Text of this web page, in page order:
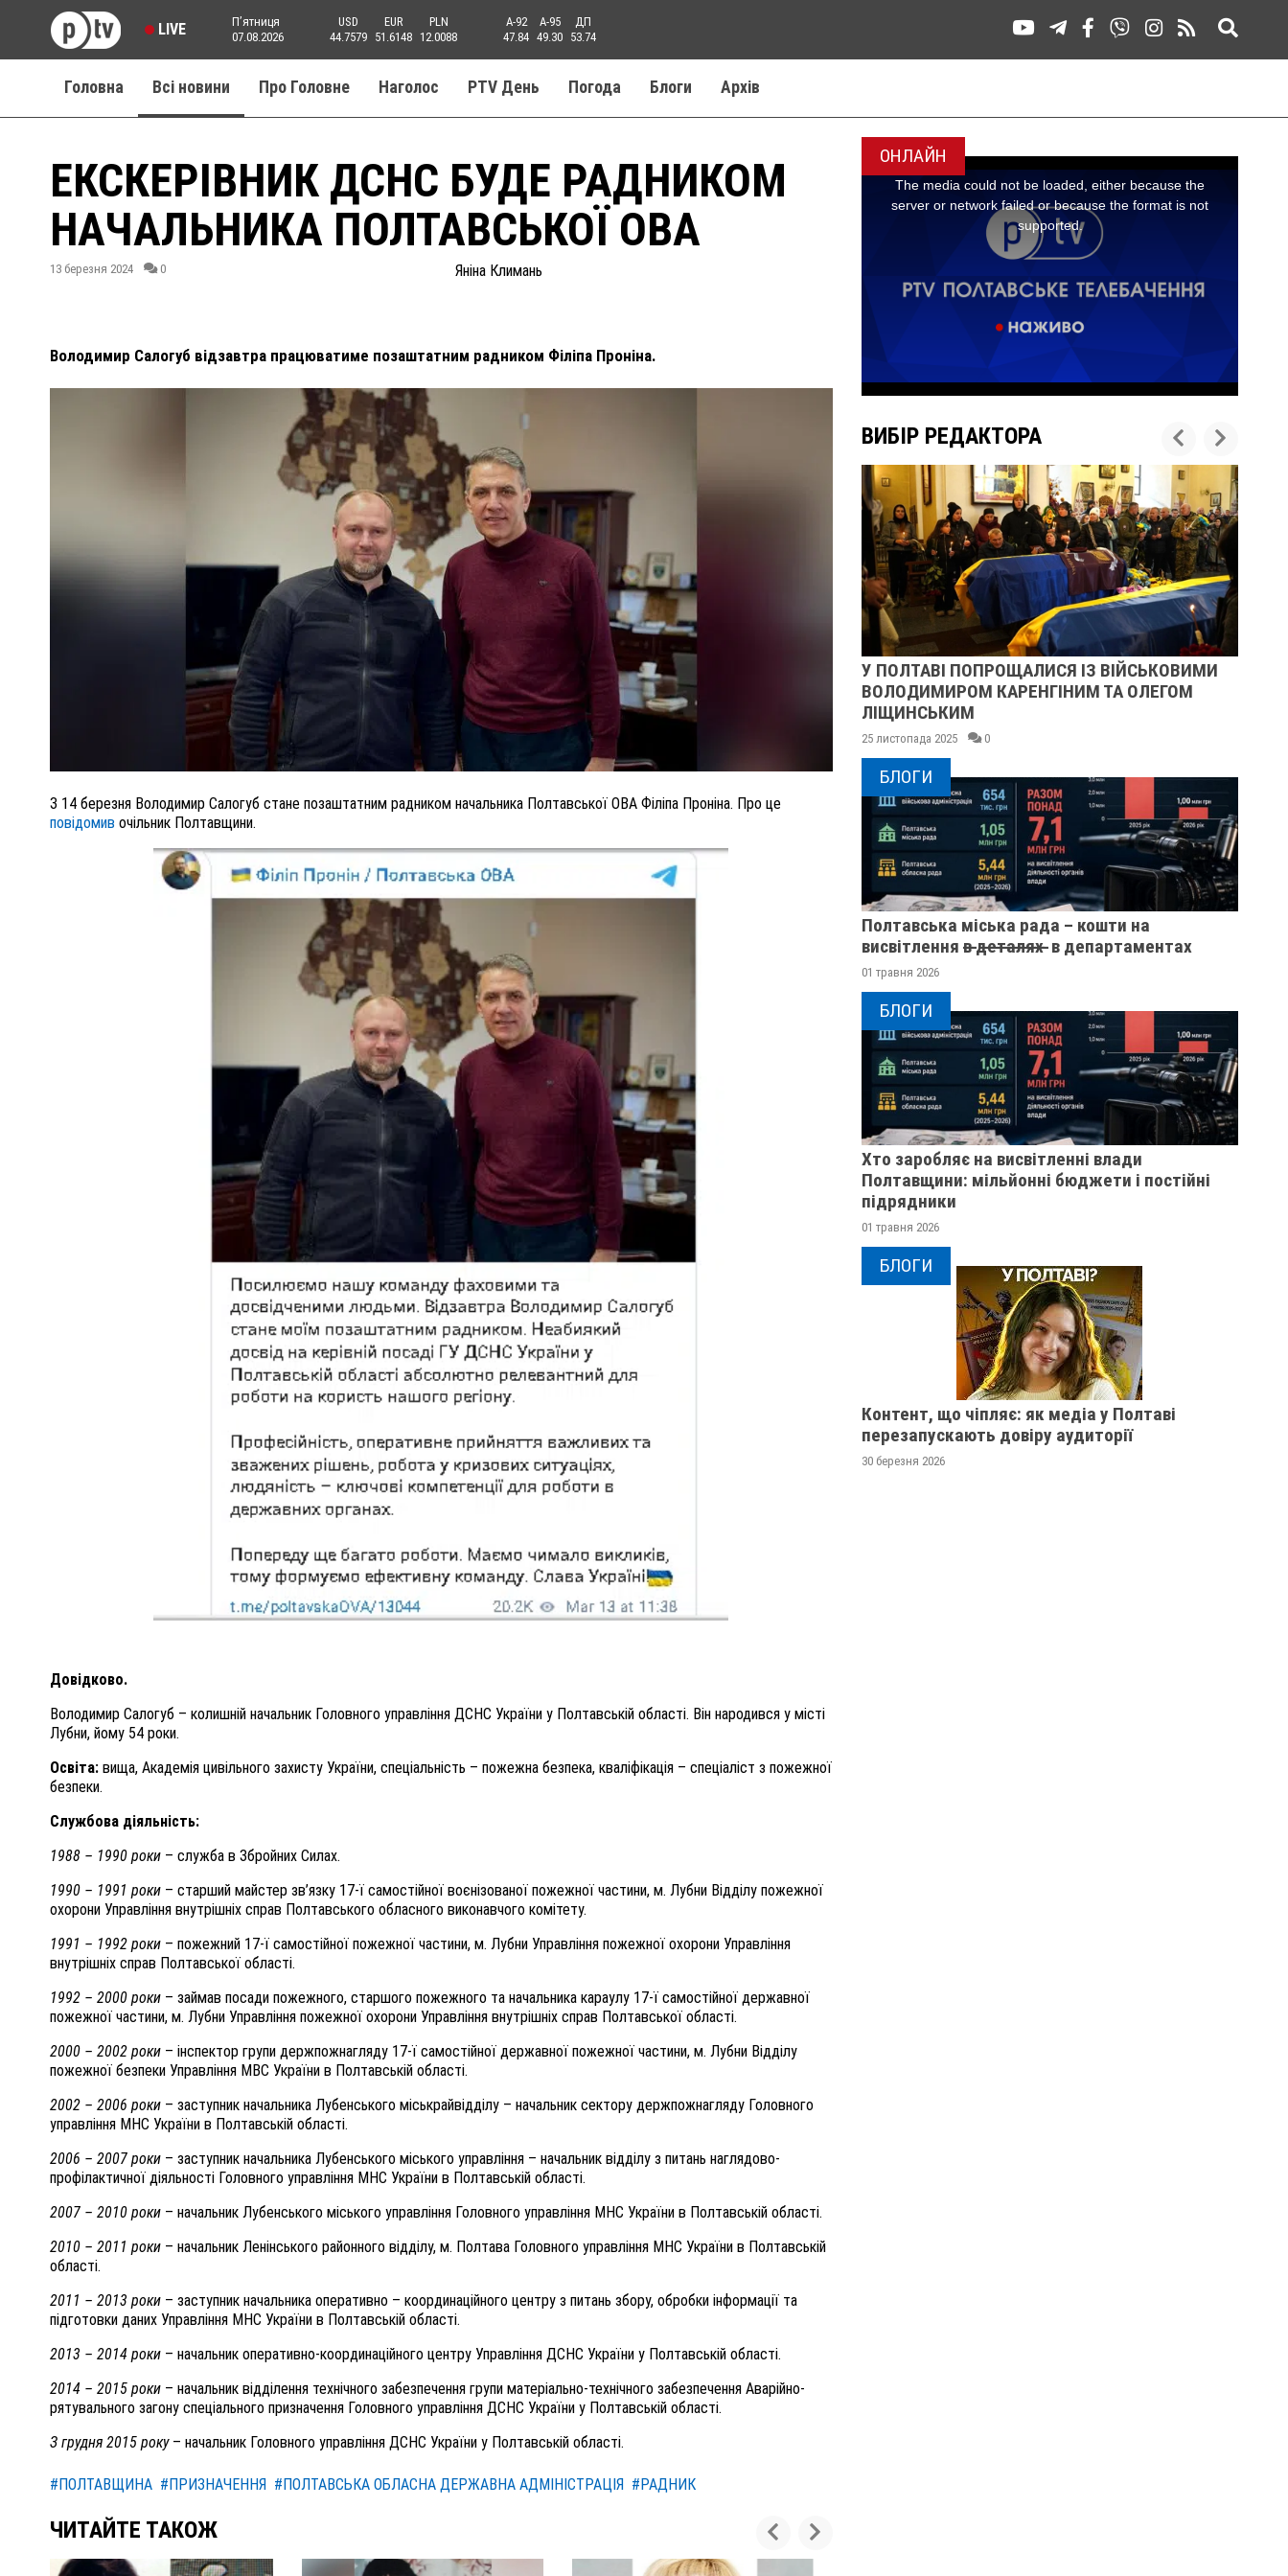
LIVE
Пʼятниця
07.08.2026
USD
44.7579
EUR
51.6148
PLN
12.0088
A-92
47.84
A-95
49.30
ДП
53.74
Головна Всі новини Про Головне Наголос PTV День Погода Блоги Aрхів
ЕКСКЕРІВНИК ДСНС БУДЕ РАДНИКОМ
НАЧАЛЬНИКА ПОЛТАВСЬКОЇ ОВА
13 березня 2024 0 Яніна Климань
Володимир Салогуб відзавтра працюватиме позаштатним радником Філіпа Проніна.
З 14 березня Володимир Салогуб стане позаштатним радником начальника Полтавської ОВА Філіпа Проніна. Про це
повідомив очільник Полтавщини.
Довідково.
Володимир Салогуб – колишній начальник Головного управління ДСНС України у Полтавській області. Він народився у місті
Лубни, йому 54 роки.
Освіта: вища, Академія цивільного захисту України, спеціальність – пожежна безпека, кваліфікація – спеціаліст з пожежної
безпеки.
Службова діяльність:
1988 – 1990 роки – служба в Збройних Силах.
1990 – 1991 роки – старший майстер зв’язку 17-ї самостійної воєнізованої пожежної частини, м. Лубни Відділу пожежної
охорони Управління внутрішніх справ Полтавського обласного виконавчого комітету.
1991 – 1992 роки – пожежний 17-ї самостійної пожежної частини, м. Лубни Управління пожежної охорони Управління
внутрішніх справ Полтавської області.
1992 – 2000 роки – займав посади пожежного, старшого пожежного та начальника караулу 17-ї самостійної державної
пожежної частини, м. Лубни Управління пожежної охорони Управління внутрішніх справ Полтавської області.
2000 – 2002 роки – інспектор групи держпожнагляду 17-ї самостійної державної пожежної частини, м. Лубни Відділу
пожежної безпеки Управління МВС України в Полтавській області.
2002 – 2006 роки – заступник начальника Лубенського міськрайвідділу – начальник сектору держпожнагляду Головного
управління МНС України в Полтавській області.
2006 – 2007 роки – заступник начальника Лубенського міського управління – начальник відділу з питань наглядово-
профілактичної діяльності Головного управління МНС України в Полтавській області.
2007 – 2010 роки – начальник Лубенського міського управління Головного управління МНС України в Полтавській області.
2010 – 2011 роки – начальник Ленінського районного відділу, м. Полтава Головного управління МНС України в Полтавській
області.
2011 – 2013 роки – заступник начальника оперативно – координаційного центру з питань збору, обробки інформації та
підготовки даних Управління МНС України в Полтавській області.
2013 – 2014 роки – начальник оперативно-координаційного центру Управління ДСНС України у Полтавській області.
2014 – 2015 роки – начальник відділення технічного забезпечення групи матеріально-технічного забезпечення Аварійно-
рятувального загону спеціального призначення Головного управління ДСНС України у Полтавській області.
З грудня 2015 року– начальник Головного управління ДСНС України у Полтавській області.
#ПОЛТАВЩИНА #ПРИЗНАЧЕННЯ #ПОЛТАВСЬКА ОБЛАСНА ДЕРЖАВНА АДМІНІСТРАЦІЯ #РАДНИК
ЧИТАЙТЕ ТАКОЖ
ОНЛАЙН
ВИБІР РЕДАКТОРА
ПОЛІЦІЯ ПОЛТАВЩИНИ РОЗШУКУЄ 62-РІЧНУ
ЛЮДМИЛУ ТИМЧЕНКО
ВНАСЛІДОК ПОРАНЕНЬ, ОТРИМАНИХ НА ВІЙНІ,
ПОМЕР ВОЇН ЮРІЙ ВОЙТИК
25 листопада 2025
У ПОЛТАВІ ПОПРОЩАЛИСЯ ІЗ ВІЙСЬКОВИМИ
ВОЛОДИМИРОМ КАРЕНГІНИМ ТА ОЛЕГОМ
ЛІЩИНСЬКИМ
25 листопада 2025 0
БЛОГИ
Полтавська міська рада – кошти на
висвітлення в̶ ̶д̶е̶т̶а̶л̶я̶х̶ ̶ в департаментах
01 травня 2026
БЛОГИ
Хто заробляє на висвітленні влади
Полтавщини: мільйонні бюджети і постійні
підрядники
01 травня 2026
БЛОГИ
Контент, що чіпляє: як медіа у Полтаві
перезапускають довіру аудиторії
30 березня 2026